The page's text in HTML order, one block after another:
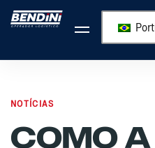
NOTÍCIAS
Como A